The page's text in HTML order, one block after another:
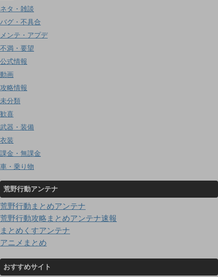
ネタ・雑談
バグ・不具合
メンテ・アプデ
不満・要望
公式情報
動画
攻略情報
未分類
歓喜
武器・装備
衣装
課金・無課金
車・乗り物
荒野行動アンテナ
荒野行動まとめアンテナ
荒野行動攻略まとめアンテナ速報
まとめくすアンテナ
アニメまとめ
おすすめサイト